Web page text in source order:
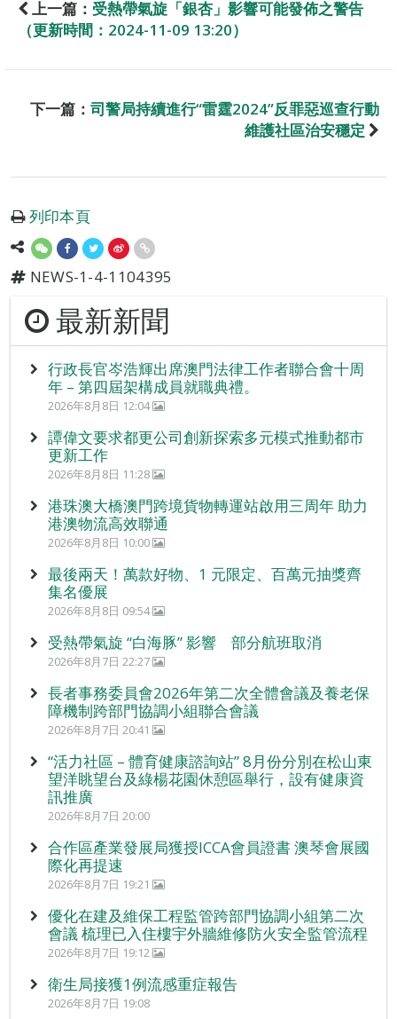
上一篇： 受熱帶氣旋「銀杏」影響可能發佈之警告
（更新時間：2024-11-09 13:20）
下一篇： 司警局持續進行“雷霆2024”反罪惡巡查行動
維護社區治安穩定
列印本頁
NEWS-1-4-1104395
最新新聞
行政長官岑浩輝出席澳門法律工作者聯合會十周
年 – 第四屆架構成員就職典禮。
2026年8月8日 12:04
譚偉文要求都更公司創新探索多元模式推動都市
更新工作
2026年8月8日 11:28
港珠澳大橋澳門跨境貨物轉運站啟用三周年 助力
港澳物流高效聯通
2026年8月8日 10:00
最後兩天！萬款好物、1 元限定、百萬元抽獎齊
集名優展
2026年8月8日 09:54
受熱帶氣旋 “白海豚” 影響 部分航班取消
2026年8月7日 22:27
長者事務委員會2026年第二次全體會議及養老保
障機制跨部門協調小組聯合會議
2026年8月7日 20:41
“活力社區 – 體育健康諮詢站” 8月份分別在松山東
望洋眺望台及綠楊花園休憩區舉行，設有健康資
訊推廣
2026年8月7日 20:00
合作區產業發展局獲授ICCA會員證書 澳琴會展國
際化再提速
2026年8月7日 19:21
優化在建及維保工程監管跨部門協調小組第二次
會議 梳理已入住樓宇外牆維修防火安全監管流程
2026年8月7日 19:12
衛生局接獲1例流感重症報告
2026年8月7日 19:08